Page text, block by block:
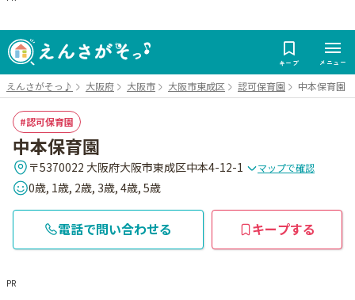
キープ メニュー
えんさがそっ♪ 大阪府 大阪市 大阪市東成区 認可保育園 中本保育園
認可保育園
中本保育園
〒5370022 大阪府大阪市東成区中本4-12-1 マップで確認
0歳, 1歳, 2歳, 3歳, 4歳, 5歳
電話で問い合わせる キープする
PR